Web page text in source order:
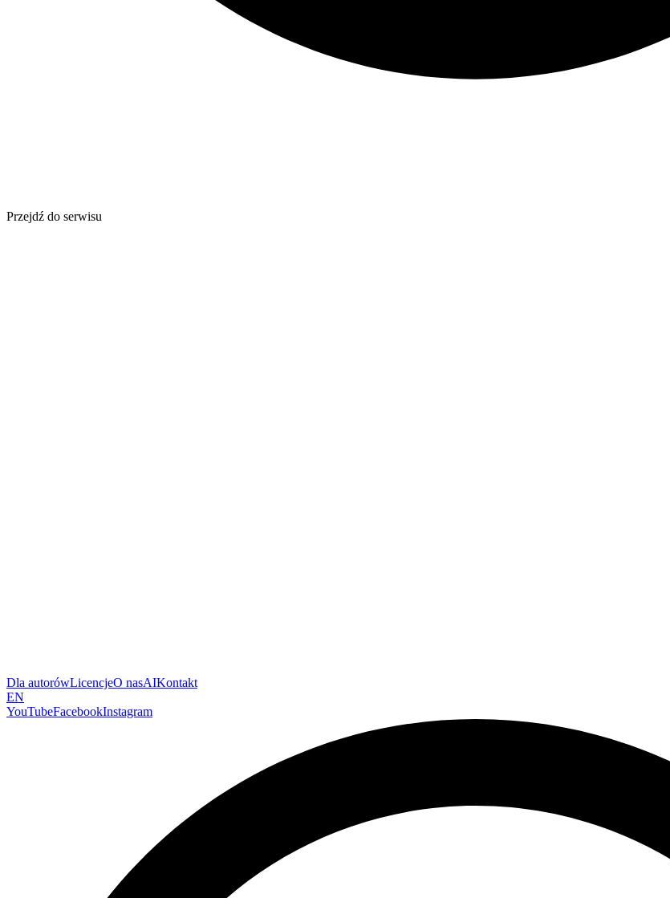
Przejdź do serwisu
Dla autorówLicencjeO nasAIKontakt
EN
YouTubeFacebookInstagram